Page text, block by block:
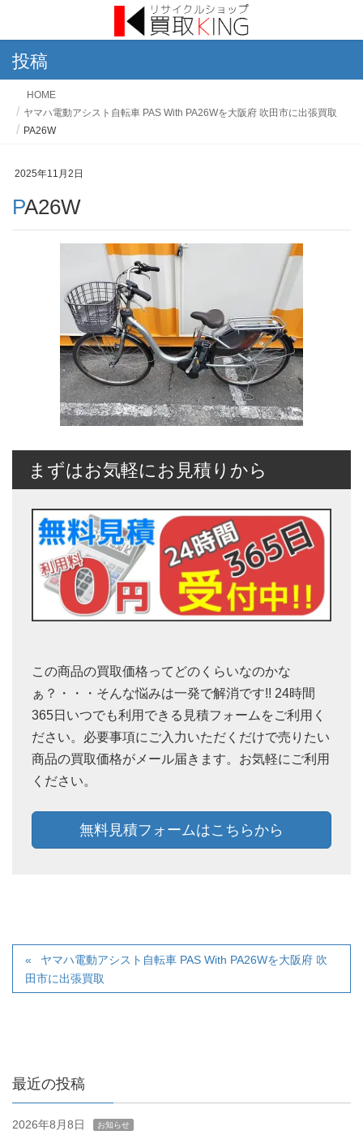
投稿
HOME
ヤマハ電動アシスト自転車 PAS With PA26Wを大阪府 吹田市に出張買取
PA26W
2025年11月2日
PA26W
まずはお気軽にお見積りから
この商品の買取価格ってどのくらいなのかな
ぁ？・・・そんな悩みは一発で解消です!! 24時間
365日いつでも利用できる見積フォームをご利用く
ださい。必要事項にご入力いただくだけで売りたい
商品の買取価格がメール届きます。お気軽にご利用
ください。
無料見積フォームはこちらから
ヤマハ電動アシスト自転車 PAS With PA26Wを大阪府 吹
田市に出張買取
最近の投稿
2026年8月8日 お知らせ